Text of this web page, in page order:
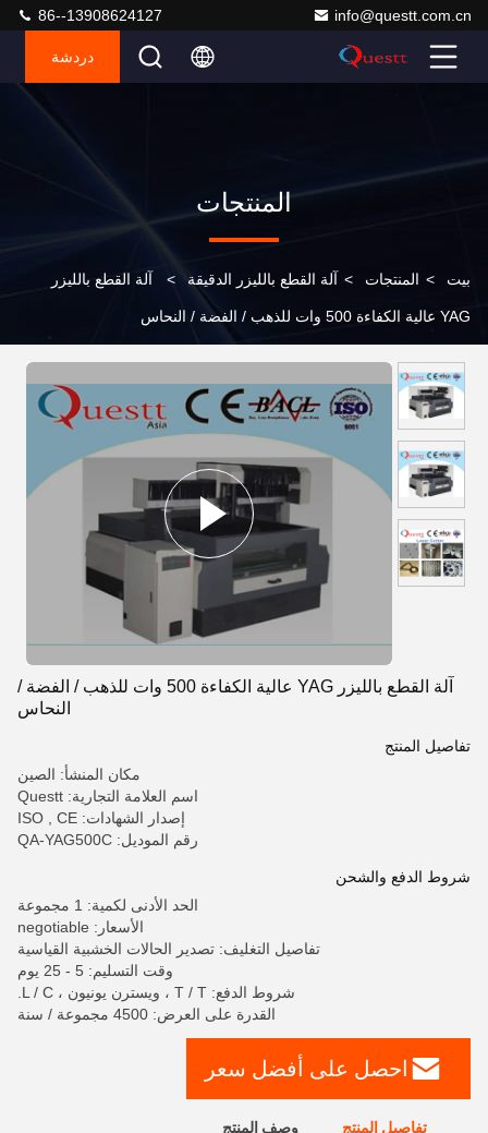
info@questt.com.cn
86--13908624127
دردشة
المنتجات
بيت > المنتجات > آلة القطع بالليزر الدقيقة > آلة القطع بالليزر
YAG عالية الكفاءة 500 وات للذهب / الفضة / النحاس
آلة القطع بالليزر YAG عالية الكفاءة 500 وات للذهب / الفضة /
النحاس
تفاصيل المنتج
مكان المنشأ: الصين
اسم العلامة التجارية: Questt
إصدار الشهادات: ISO , CE
رقم الموديل: QA-YAG500C
شروط الدفع والشحن
الحد الأدنى لكمية: 1 مجموعة
الأسعار: negotiable
تفاصيل التغليف: تصدير الحالات الخشبية القياسية
وقت التسليم: 5 - 25 يوم
شروط الدفع: T / T ، ويسترن يونيون ، L / C.
القدرة على العرض: 4500 مجموعة / سنة
احصل على أفضل سعر
تفاصيل المنتج وصف المنتج